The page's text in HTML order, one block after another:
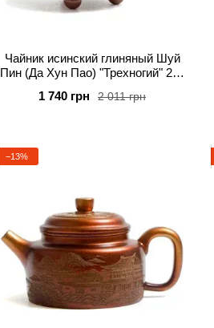
Чайник исинский глиняный Шуй
Пин (Да Хун Пао) "Трехногий" 220
2 011 грн
1 740 грн
−13%